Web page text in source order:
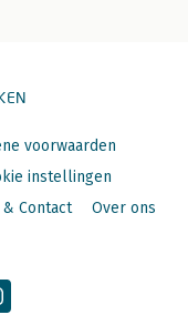
voorwaarden
instellingen
Contact Over ons